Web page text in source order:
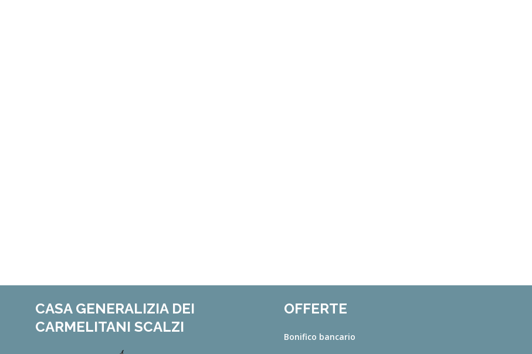
CASA GENERALIZIA DEI
CARMELITANI SCALZI
OFFERTE
Bonifico bancario